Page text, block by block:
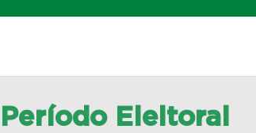
Eleitoral